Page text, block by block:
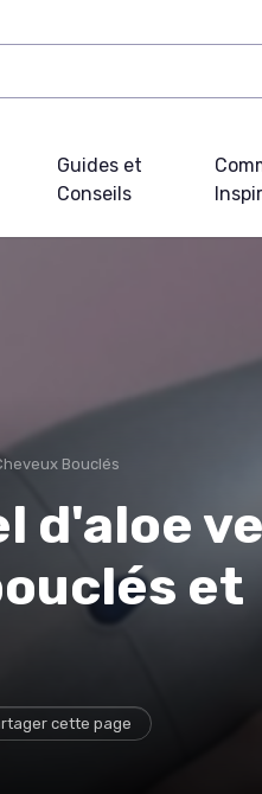
Guides et
Conseils
Bouclés
d'aloe
et
cette page